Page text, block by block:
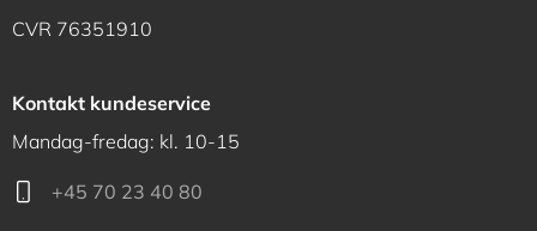
CVR 76351910
Kontakt kundeservice
Mandag-fredag: kl. 10-15
+45 70 23 40 80